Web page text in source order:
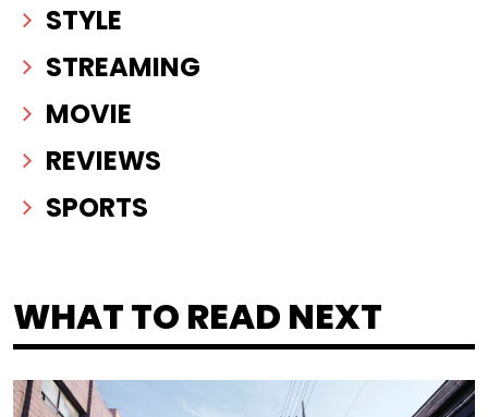
STYLE
STREAMING
MOVIE
REVIEWS
SPORTS
WHAT TO READ NEXT